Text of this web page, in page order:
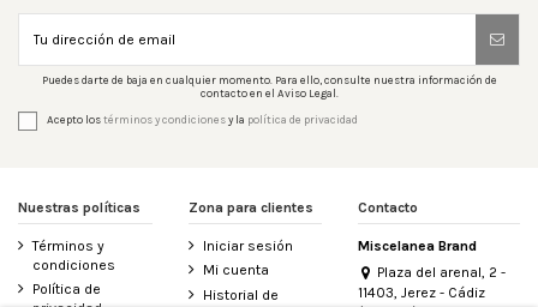
Puedes darte de baja en cualquier momento. Para ello, consulte nuestra información de
contacto en el Aviso Legal.
Acepto lostérminos y condicionesy la política de privacidad
Nuestras políticas
Términos y
condiciones
Política de
Zona para clientes
Iniciar sesión
Mi cuenta
Historial de
Contacto
Miscelanea Brand
Plaza del arenal, 2 -
11403, Jerez - Cádiz